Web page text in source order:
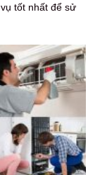
tốt nhất để sử